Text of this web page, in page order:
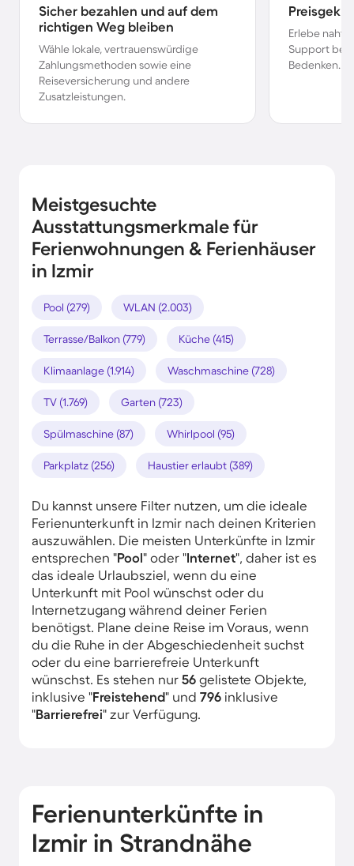
Sicher bezahlen und auf dem
richtigen Weg bleiben
Wähle lokale, vertrauenswürdige
Zahlungsmethoden sowie eine
Reiseversicherung und andere
Zusatzleistungen.
Erlebe
Support bei
Bedenken.
Meistgesuchte
Ausstattungsmerkmale für
Ferienwohnungen & Ferienhäuser
in Izmir
Pool (279) WLAN (2.003)
Terrasse/Balkon (779) Küche (415)
Klimaanlage (1.914) Waschmaschine (728)
TV (1.769) Garten (723)
Spülmaschine (87) Whirlpool (95)
Parkplatz (256) Haustier erlaubt (389)
Du kannst unsere Filter nutzen, um die ideale
Ferienunterkunft in Izmir nach deinen Kriterien
auszuwählen. Die meisten Unterkünfte in Izmir
entsprechen "Pool" oder "Internet", daher ist es
das ideale Urlaubsziel, wenn du eine
Unterkunft mit Pool wünschst oder du
Internetzugang während deiner Ferien
benötigst. Plane deine Reise im Voraus, wenn
du die Ruhe in der Abgeschiedenheit suchst
oder du eine barrierefreie Unterkunft
wünschst. Es stehen nur 56 gelistete Objekte,
inklusive "Freistehend" und 796 inklusive
"Barrierefrei" zur Verfügung.
Ferienunterkünfte in
Izmir in Strandnähe